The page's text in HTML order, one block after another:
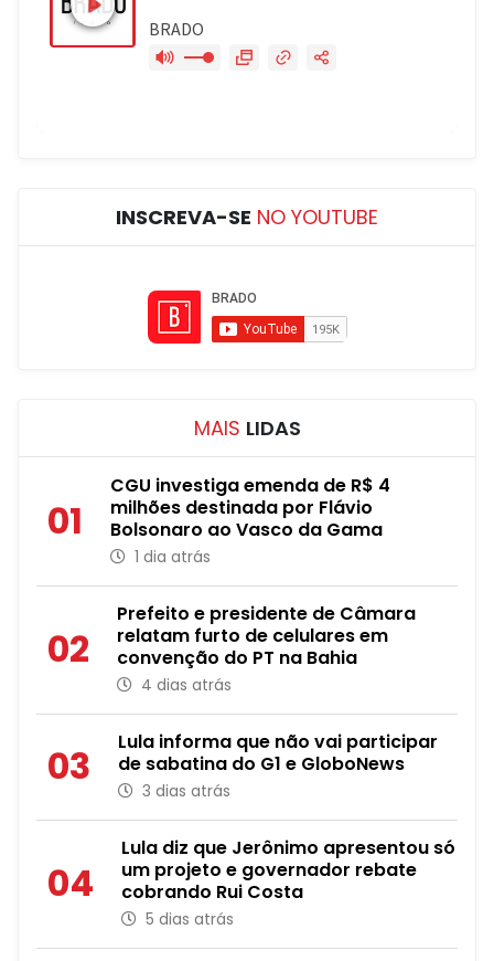
INSCREVA-SE NO YOUTUBE
MAIS LIDAS
01
CGU investiga emenda de R$ 4
milhões destinada por Flávio
Bolsonaro ao Vasco da Gama
1 dia atrás
02
Prefeito e presidente de Câmara
relatam furto de celulares em
convenção do PT na Bahia
4 dias atrás
03
Lula informa que não vai participar
de sabatina do G1 e GloboNews
3 dias atrás
04
Lula diz que Jerônimo apresentou só
um projeto e governador rebate
cobrando Rui Costa
5 dias atrás